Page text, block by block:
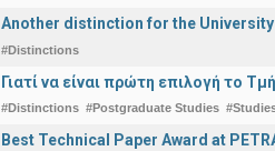
Another distinction for the
#Distinctions
Γιατί να είναι πρώτη επιλογή το
#Distinctions #Postgraduate Studies
Best Technical Paper Award at